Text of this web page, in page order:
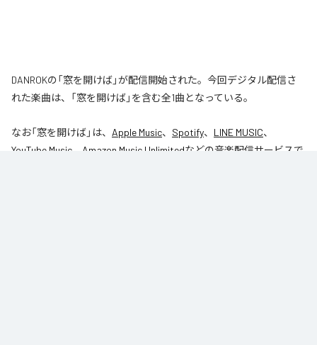
DANROKの「窓を開けば」が配信開始された。今回デジタル配信さ
れた楽曲は、「窓を開けば」を含む全1曲となっている。
なお「窓を開けば」は、 Apple Music、 Spotify、 LINE MUSIC、
YouTube Music
Amazon Music Unlimitedなどの音楽配信サービスで